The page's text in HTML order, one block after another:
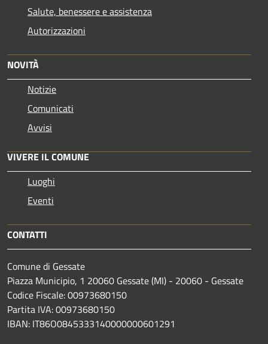
Salute, benessere e assistenza
Autorizzazioni
NOVITÀ
Notizie
Comunicati
Avvisi
VIVERE IL COMUNE
Luoghi
Eventi
CONTATTI
Comune di Gessate
Piazza Municipio, 1 20060 Gessate (MI) - 20060 - Gessate
Codice Fiscale: 00973680150
Partita IVA: 00973680150
IBAN: IT86O0845333140000000601291